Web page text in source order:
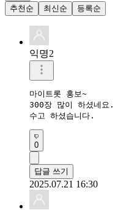
추천순
최신순 등록순
익명2
마이트롯 홍보~
300장 많이 하셨네요.
수고 하셨습니다.
0
답글 쓰기
2025.07.21 16:30